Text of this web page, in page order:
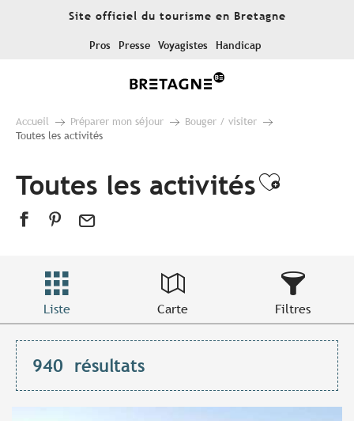
Site officiel du tourisme en Bretagne
Pros Presse Voyagistes Handicap
Accueil Préparer mon séjour
Bouger / visiter
Toutes les activités
Toutes les activités
Liste Carte Filtres
940 résultats